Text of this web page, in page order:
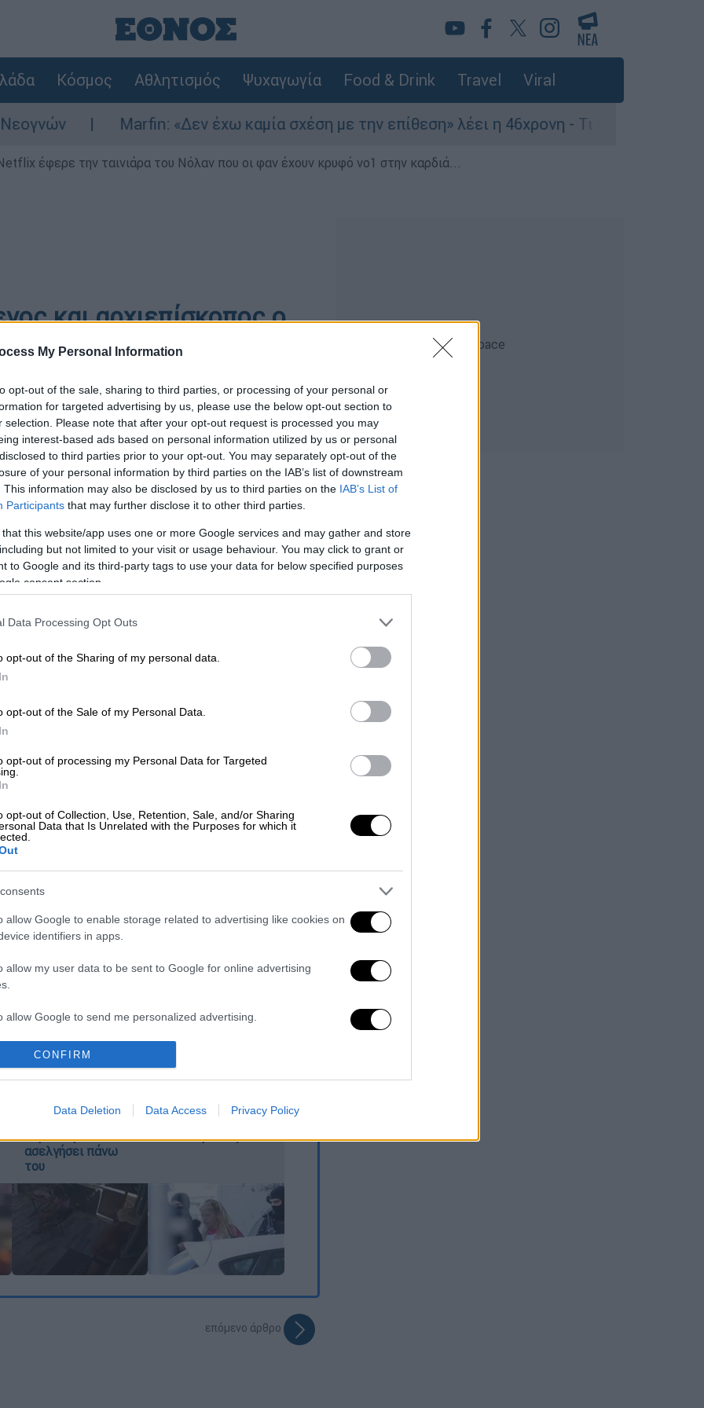
My Personal Information
opt-out of the sale, sharing to third parties, or processing of your personal or
for targeted advertising by us, please use the below opt-out section to
selection. Please note that after your opt-out request is processed you may
interest-based ads based on personal information utilized by us or personal
to third parties prior to your opt-out. You may separately opt-out of the
of your personal information by third parties on the IAB’s list of downstream
This information may also be disclosed by us to third parties on the IAB’s List of
Participants that may further disclose it to other third parties.
that this website/app uses one or more Google services and may gather and store
but not limited to your visit or usage behaviour. You may click to grant or
to Google and its third-party tags to use your data for below specified purposes
consent section.
Data Processing Opt Outs
opt-out of the Sharing of my personal data.
opt-out of the Sale of my Personal Data.
opt-out of processing my Personal Data for Targeted
opt-out of Collection, Use, Retention, Sale, and/or Sharing
Data that Is Unrelated with the Purposes for which it
allow Google to enable storage related to advertising like cookies on
identifiers in apps.
allow my user data to be sent to Google for online advertising
allow Google to send me personalized advertising.
allow Google to enable storage related to analytics like cookies on
identifiers in apps.
allow Google to enable storage related to functionality of the website
allow Google to enable storage related to personalization.
allow Google to enable storage related to security, including
functionality and fraud prevention, and other user protection.
CONFIRM
Data Deletion Data Access Privacy Policy
Κόσμος Αθλητισμός Ψυχαγωγία Food & Drink Travel Viral
Marfin: «Δεν έχω καμία σχέση με την επίθεση» λέει η 46χρονη - Τι αποκάλυψε στους
έφερε την ταινιάρα του Νόλαν που οι φαν έχουν κρυφό νο1 στην καρδιά...
και αρχιεπίσκοπος ο
Σιναϊτική αδελφότητα ως νέο ηγούμενό της
το ΕΘΝΟΣ στη Google
εξέλεξε η Σιναϊτική αδελφότητα ως νέο
επίσημα την παραίτησή τουαπό τη
επιστολής και σήμερα (14/9) είχε
θέμα την εκλογή νέου Ηγουμένου και
Φρίκη στην Κρήτη:
Τουρίστας μπήκε
ρώτησε πόσο
«κοστίζει» ανήλικο
κορίτσι για να
ασελγήσει πάνω
του
καμία σχέση με την
46χρονη - Τι
αποκάλυψε στους
αστυνομικούς
επόμενο άρθρο